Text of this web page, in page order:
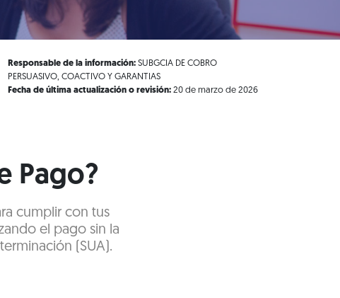
Responsable de la información: SUBGCIA DE COBRO
PERSUASIVO, COACTIVO Y GARANTIAS
Fecha de última actualización o revisión: 20 de marzo de 2026
Pago?
cumplir con tus
el pago sin la
(SUA).